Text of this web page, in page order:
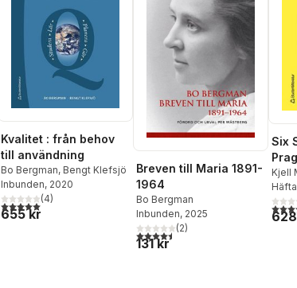
Kvalitet : från behov
till användning
Bo Bergman, Bengt Klefsjö
Inbunden, 2020
5,0utav 5 stjärnor. Totalt antal röster:
(4)
655 kr
Breven till Maria 1891-
1964
Bo Bergman
Inbunden, 2025
4,5utav 5 stjärnor. Totalt antal
(2)
131 kr
Six
Kjell
Dag
Mills
4,0